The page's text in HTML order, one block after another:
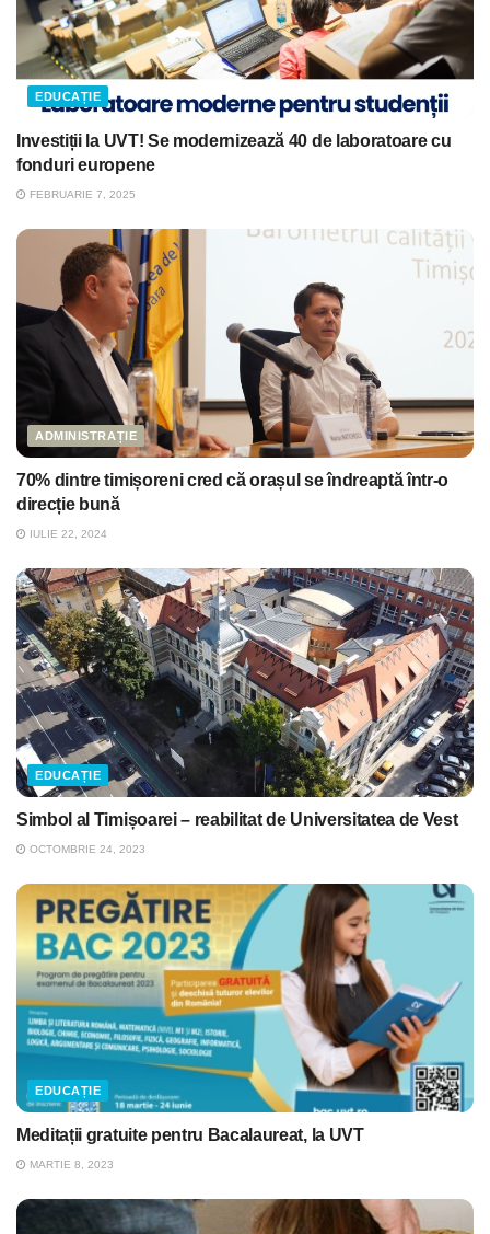
EDUCAȚIE
Investiții la UVT! Se modernizează 40 de laboratoare cu
fonduri europene
FEBRUARIE 7, 2025
ADMINISTRAȚIE
70% dintre timișoreni cred că orașul se îndreaptă într-o
direcție bună
IULIE 22, 2024
EDUCAȚIE
Simbol al Timișoarei – reabilitat de Universitatea de Vest
OCTOMBRIE 24, 2023
EDUCAȚIE
Meditații gratuite pentru Bacalaureat, la UVT
MARTIE 8, 2023